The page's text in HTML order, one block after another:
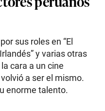
sus roles en “El
y varias otras
cara a un cine
a ser el mismo.
enorme talento.